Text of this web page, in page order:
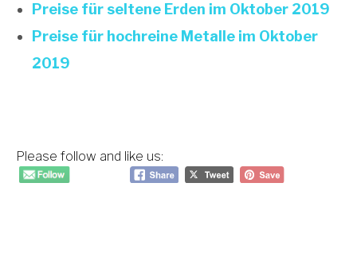
Preise für seltene Erden im Oktober 2019
Preise für hochreine Metalle im Oktober
2019
Please follow and like us: